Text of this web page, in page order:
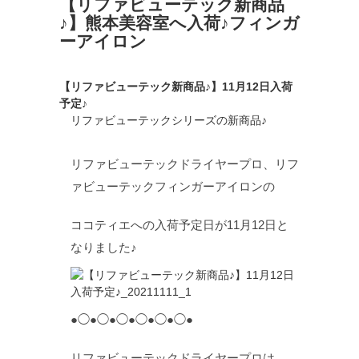
【リファビューテック新商品
♪】熊本美容室へ入荷♪フィンガ
ーアイロン
【リファビューテック新商品♪】11月12日入荷
予定♪
リファビューテックシリーズの新商品♪
リファビューテックドライヤープロ、リフ
ァビューテックフィンガーアイロンの
ココティエへの入荷予定日が11月12日と
なりました♪
●◯●◯●◯●◯●◯●◯●